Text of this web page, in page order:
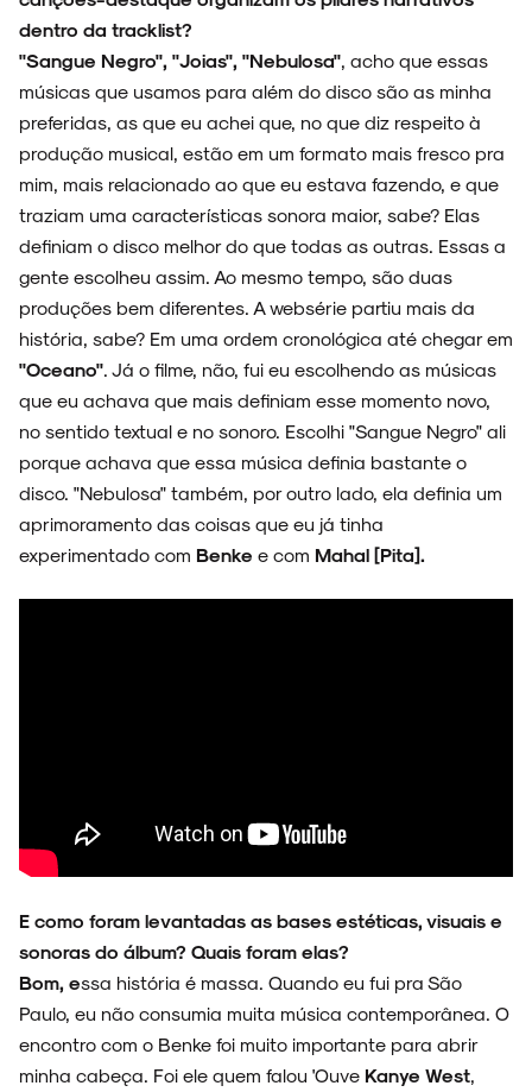
dentro da tracklist?
"Sangue Negro", "Joias", "Nebulosa" , acho que essas
músicas que usamos para além do disco são as minha
preferidas, as que eu achei que, no que diz respeito à
produção musical, estão em um formato mais fresco pra
mim, mais relacionado ao que eu estava fazendo, e que
traziam uma características sonora maior, sabe? Elas
definiam o disco melhor do que todas as outras. Essas a
gente escolheu assim. Ao mesmo tempo, são duas
produções bem diferentes. A websérie partiu mais da
história, sabe? Em uma ordem cronológica até chegar em
"Oceano" . Já o filme, não, fui eu escolhendo as músicas
que eu achava que mais definiam esse momento novo,
no sentido textual e no sonoro. Escolhi "Sangue Negro" ali
porque achava que essa música definia bastante o
disco. "Nebulosa" também, por outro lado, ela definia um
aprimoramento das coisas que eu já tinha
experimentado com Benke e com Mahal [Pita].
E como foram levantadas as bases estéticas, visuais e
sonoras do álbum? Quais foram elas?
Bom, essa história é massa. Quando eu fui pra São
Paulo, eu não consumia muita música contemporânea. O
encontro com o Benke foi muito importante para abrir
minha cabeça. Foi ele quem falou 'Ouve Kanye West